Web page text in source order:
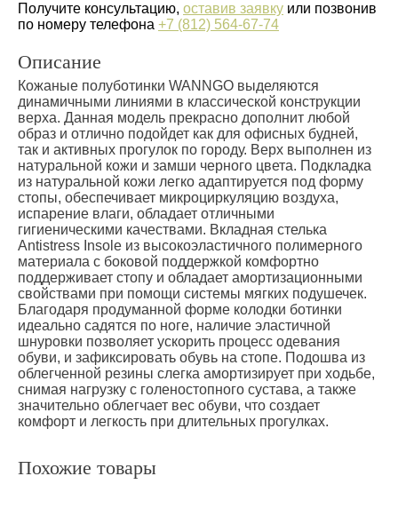
Получите консультацию, оставив заявку или позвонив
по номеру телефона +7 (812) 564-67-74
Описание
Кожаные полуботинки WANNGO выделяются
динамичными линиями в классической конструкции
верха. Данная модель прекрасно дополнит любой
образ и отлично подойдет как для офисных будней,
так и активных прогулок по городу. Верх выполнен из
натуральной кожи и замши черного цвета. Подкладка
из натуральной кожи легко адаптируется под форму
стопы, обеспечивает микроциркуляцию воздуха,
испарение влаги, обладает отличными
гигиеническими качествами. Вкладная стелька
Antistress Insole из высокоэластичного полимерного
материала с боковой поддержкой комфортно
поддерживает стопу и обладает амортизационными
свойствами при помощи системы мягких подушечек.
Благодаря продуманной форме колодки ботинки
идеально садятся по ноге, наличие эластичной
шнуровки позволяет ускорить процесс одевания
обуви, и зафиксировать обувь на стопе. Подошва из
облегченной резины слегка амортизирует при ходьбе,
снимая нагрузку с голеностопного сустава, а также
значительно облегчает вес обуви, что создает
комфорт и легкость при длительных прогулках.
Похожие товары